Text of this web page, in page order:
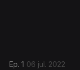
Ep. 1 06 jul. 2022